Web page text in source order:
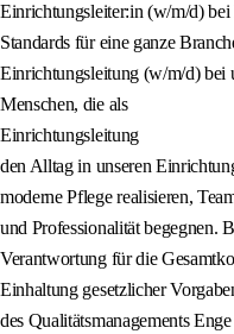
Einrichtungsleiter:in (w/m/d)
Standards für eine ganze
Einrichtungsleitung (w/m/d) bei
Menschen, die als
Einrichtungsleitung
den Alltag in unseren
moderne Pflege realisieren,
und Professionalität begegnen.
Verantwortung für die
Einhaltung gesetzlicher
des Qualitätsmanagements